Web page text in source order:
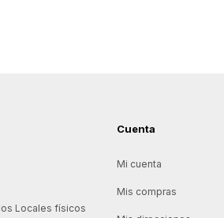
Locales físicos
Cuenta
Mi cuenta
Mis compras